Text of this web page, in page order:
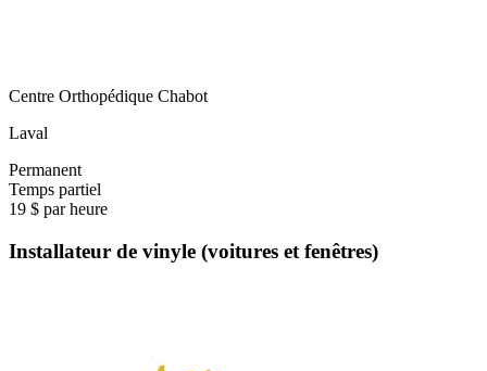
Centre Orthopédique Chabot
Laval
Permanent
Temps partiel
19 $ par heure
Installateur de vinyle (voitures et fenêtres)